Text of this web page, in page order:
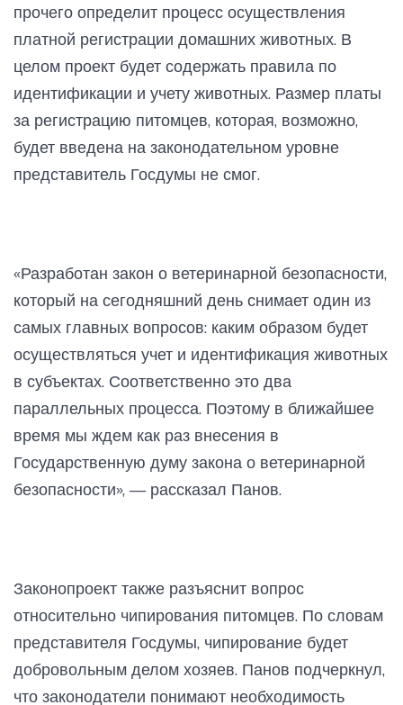
прочего определит процесс осуществления
платной регистрации домашних животных. В
целом проект будет содержать правила по
идентификации и учету животных. Размер платы
за регистрацию питомцев, которая, возможно,
будет введена на законодательном уровне
представитель Госдумы не смог.
«Разработан закон о ветеринарной безопасности,
который на сегодняшний день снимает один из
самых главных вопросов: каким образом будет
осуществляться учет и идентификация животных
в субъектах. Соответственно это два
параллельных процесса. Поэтому в ближайшее
время мы ждем как раз внесения в
Государственную думу закона о ветеринарной
безопасности», — рассказал Панов.
Законопроект также разъяснит вопрос
относительно чипирования питомцев. По словам
представителя Госдумы, чипирование будет
добровольным делом хозяев. Панов подчеркнул,
что законодатели понимают необходимость